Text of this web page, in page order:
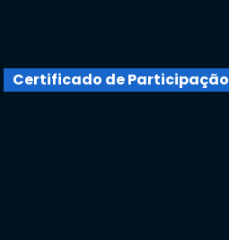
Certificado de Participação